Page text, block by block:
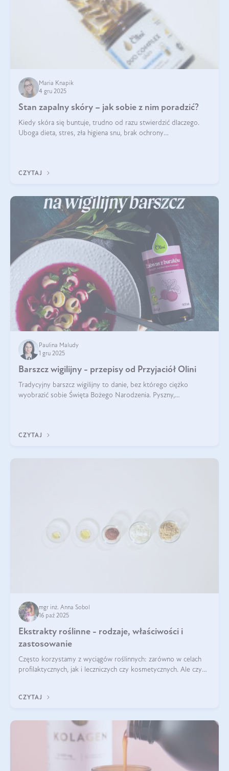
Maria Knapik
4 gru 2025
Stan zapalny skóry – jak sobie z nim poradzić?
Kiedy skóra się buntuje, trudno od razu stwierdzić dlaczego.
Uboga dieta, stres, zła higiena snu, brak ochrony
CZYTAJ
Paulina Maludy
1 gru 2025
Barszcz wigilijny - przepisy od Przyjaciół Olini
Tradycyjny barszcz wigilijny to danie, bez którego ciężko
wyobrazić sobie Święta Bożego Narodzenia. Pyszny,
CZYTAJ
mgr inż. Anna Sobol
16 paź 2025
Ekstrakty roślinne - rodzaje, właściwości i
zastosowanie
Często korzystamy z wyciągów roślinnych: zarówno w celach
profilaktycznych, jak i leczniczych czy kosmetycznych. Ale czy
CZYTAJ